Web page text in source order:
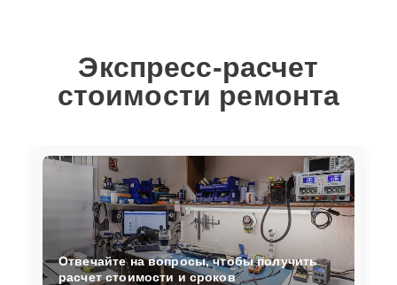
Экспресс-расчет
стоимости ремонта
Отвечайте на вопросы, чтобы получить
расчет стоимости и сроков